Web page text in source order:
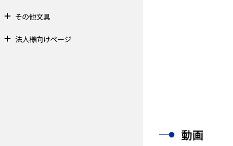
動画
その他文具
法人様向けページ